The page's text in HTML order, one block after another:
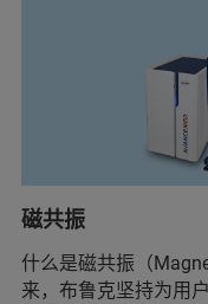
磁共振
什么是磁共振（
来，布鲁克坚持为用